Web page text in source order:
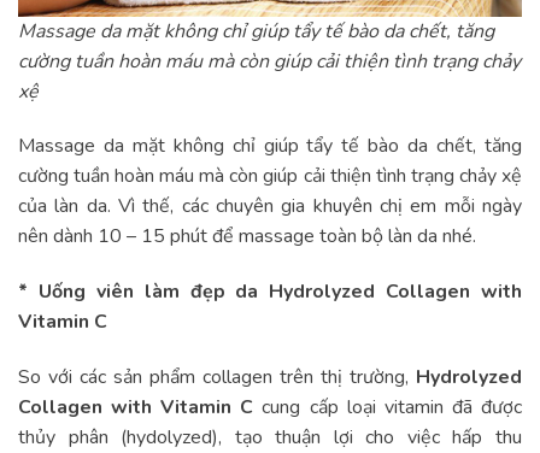
Massage da mặt không chỉ giúp tẩy tế bào da chết, tăng
cường tuần hoàn máu mà còn giúp cải thiện tình trạng chảy
xệ
Massage da mặt không chỉ giúp tẩy tế bào da chết, tăng
cường tuần hoàn máu mà còn giúp cải thiện tình trạng chảy xệ
của làn da. Vì thế, các chuyên gia khuyên chị em mỗi ngày
nên dành 10 – 15 phút để massage toàn bộ làn da nhé.
* Uống viên làm đẹp da Hydrolyzed Collagen with
Vitamin C
So với các sản phẩm collagen trên thị trường, Hydrolyzed
Collagen with Vitamin C cung cấp loại vitamin đã được
thủy phân (hydolyzed), tạo thuận lợi cho việc hấp thu